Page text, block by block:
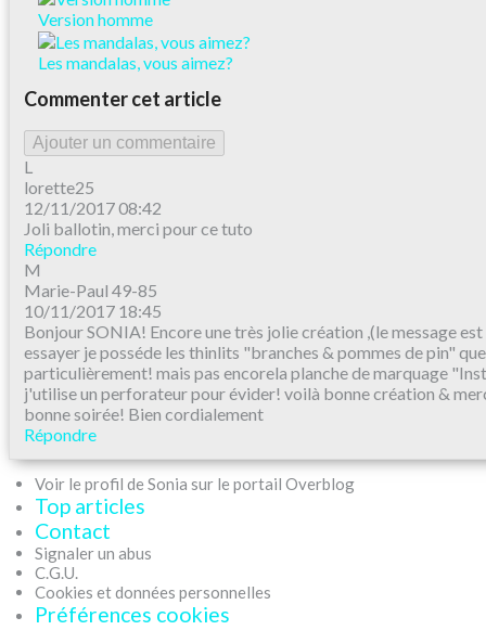
Version homme
Les mandalas, vous aimez?
Commenter cet article
Ajouter un commentaire
L
lorette25
12/11/2017 08:42
Joli ballotin, merci pour ce tuto
Répondre
M
Marie-Paul 49-85
10/11/2017 18:45
Bonjour SONIA! Encore une très jolie création ,(le message est
essayer je posséde les thinlits "branches & pommes de pin"
particulièrement! mais pas encorela planche de marquage
j'utilise un perforateur pour évider! voilà bonne création &
bonne soirée! Bien cordialement
Répondre
Voir le profil de Sonia sur le portail Overblog
Top articles
Contact
Signaler un abus
C.G.U.
Cookies et données personnelles
Préférences cookies